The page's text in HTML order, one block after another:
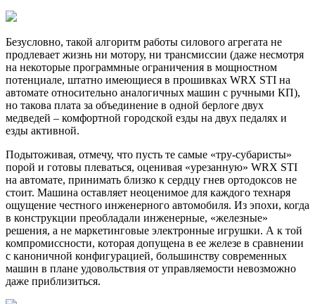
Безусловно, такой алгоритм работы силового агрегата не
продлевает жизнь ни мотору, ни трансмиссии (даже несмотря
на некоторые программные ограничения в мощностном
потенциале, штатно имеющиеся в прошивках WRX STI на
автомате относительно аналогичных машин с ручными КП),
но такова плата за объединение в одной берлоге двух
медведей – комфортной городской езды на двух педалях и
езды активной.
Подытоживая, отмечу, что пусть те самые «тру-субаристы»
порой и готовы плеваться, оценивая «урезанную» WRX STI
на автомате, принимать близко к сердцу гнев ортодоксов не
стоит. Машина оставляет неоценимое для каждого технаря
ощущение честного инженерного автомобиля. Из эпохи, когда
в конструкции преобладали инженерные, «железные»
решения, а не маркетинговые электронные игрушки. А к той
компромиссности, которая допущена в ее железе в сравнении
с каноничной конфигурацией, большинству современных
машин в плане удовольствия от управляемости невозможно
даже приблизиться.